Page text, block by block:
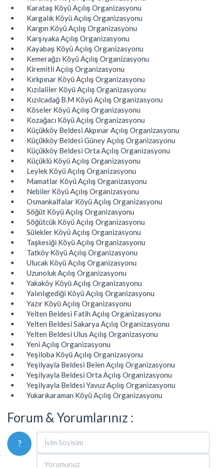
Karataş Köyü Açılış Organizasyonu
Kargalık Köyü Açılış Organizasyonu
Kargın Köyü Açılış Organizasyonu
Karşıyaka Açılış Organizasyonu
Kayabaş Köyü Açılış Organizasyonu
Kemerağzı Köyü Açılış Organizasyonu
Kiremitli Açılış Organizasyonu
Kırkpınar Köyü Açılış Organizasyonu
Kızılaliler Köyü Açılış Organizasyonu
Kızılcadağ B.M Köyü Açılış Organizasyonu
Köseler Köyü Açılış Organizasyonu
Kozağacı Köyü Açılış Organizasyonu
Küçükköy Beldesi Akpınar Açılış Organizasyonu
Küçükköy Beldesi Güney Açılış Organizasyonu
Küçükköy Beldesi Orta Açılış Organizasyonu
Küçüklü Köyü Açılış Organizasyonu
Leylek Köyü Açılış Organizasyonu
Mamatlar Köyü Açılış Organizasyonu
Nebiler Köyü Açılış Organizasyonu
Osmankalfalar Köyü Açılış Organizasyonu
Söğüt Köyü Açılış Organizasyonu
Söğütcük Köyü Açılış Organizasyonu
Sülekler Köyü Açılış Organizasyonu
Taşkesiği Köyü Açılış Organizasyonu
Tatköy Köyü Açılış Organizasyonu
Ulucak Köyü Açılış Organizasyonu
Uzunoluk Açılış Organizasyonu
Yakaköy Köyü Açılış Organizasyonu
Yalınlıgediği Köyü Açılış Organizasyonu
Yazır Köyü Açılış Organizasyonu
Yelten Beldesi Fatih Açılış Organizasyonu
Yelten Beldesi Sakarya Açılış Organizasyonu
Yelten Beldesi Ulus Açılış Organizasyonu
Yeni Açılış Organizasyonu
Yeşiloba Köyü Açılış Organizasyonu
Yeşilyayla Beldesi Belen Açılış Organizasyonu
Yeşilyayla Beldesi Orta Açılış Organizasyonu
Yeşilyayla Beldesi Yavuz Açılış Organizasyonu
Yukarıkaraman Köyü Açılış Organizasyonu
Forum & Yorumlarınız :
?